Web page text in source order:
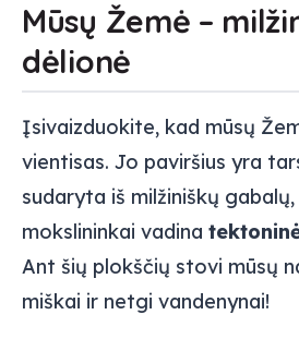
Mūsų Žemė –
dėlionė
Įsivaizduokite, kad mūsų
vientisas. Jo paviršius yra
sudaryta iš milžiniškų
mokslininkai vadina
Ant šių plokščių stovi mūsų
miškai ir netgi vandenynai!